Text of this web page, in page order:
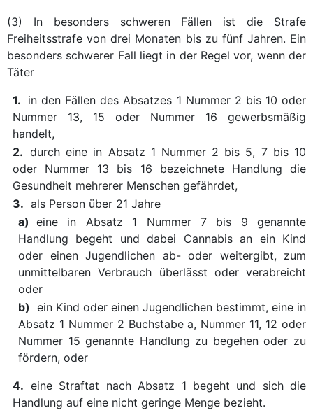
(3) In besonders schweren Fällen ist die Strafe
Freiheitsstrafe von drei Monaten bis zu fünf Jahren. Ein
besonders schwerer Fall liegt in der Regel vor, wenn der
Täter
1. in den Fällen des Absatzes 1 Nummer 2 bis 10 oder
Nummer 13, 15 oder Nummer 16 gewerbsmäßig
handelt,
2. durch eine in Absatz 1 Nummer 2 bis 5, 7 bis 10
oder Nummer 13 bis 16 bezeichnete Handlung die
Gesundheit mehrerer Menschen gefährdet,
3. als Person über 21 Jahre
a) eine in Absatz 1 Nummer 7 bis 9 genannte
Handlung begeht und dabei Cannabis an ein Kind
oder einen Jugendlichen ab- oder weitergibt, zum
unmittelbaren Verbrauch überlässt oder verabreicht
oder
b) ein Kind oder einen Jugendlichen bestimmt, eine in
Absatz 1 Nummer 2 Buchstabe a, Nummer 11, 12 oder
Nummer 15 genannte Handlung zu begehen oder zu
fördern, oder
4. eine Straftat nach Absatz 1 begeht und sich die
Handlung auf eine nicht geringe Menge bezieht.